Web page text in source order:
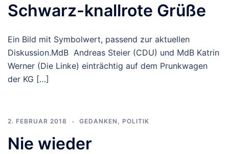
Schwarz-knallrote Grüße
Ein Bild mit Symbolwert, passend zur aktuellen
Diskussion.MdB Andreas Steier (CDU) und MdB Katrin
Werner (Die Linke) einträchtig auf dem Prunkwagen
der KG […]
2. FEBRUAR 2018 GEDANKEN , POLITIK
Nie wieder